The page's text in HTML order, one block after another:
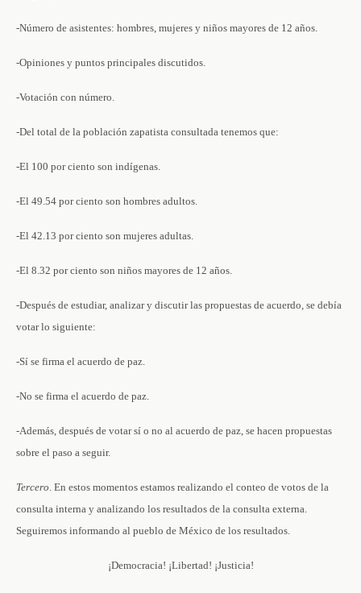
-Número de asistentes: hombres, mujeres y niños mayores de 12 años.
-Opiniones y puntos principales discutidos.
-Votación con número.
-Del total de la población zapatista consultada tenemos que:
-El 100 por ciento son indígenas.
-El 49.54 por ciento son hombres adultos.
-El 42.13 por ciento son mujeres adultas.
-El 8.32 por ciento son niños mayores de 12 años.
-Después de estudiar, analizar y discutir las propuestas de acuerdo, se debía
votar lo siguiente:
-Sí se firma el acuerdo de paz.
-No se firma el acuerdo de paz.
-Además, después de votar sí o no al acuerdo de paz, se hacen propuestas
sobre el paso a seguir.
Tercero. En estos momentos estamos realizando el conteo de votos de la
consulta interna y analizando los resultados de la consulta externa.
Seguiremos informando al pueblo de México de los resultados.
¡Democracia! ¡Libertad! ¡Justicia!